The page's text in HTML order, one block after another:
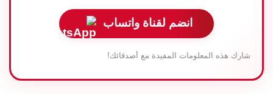
انضم لقناة واتساب
شارك هذه المعلومات المفيدة مع أصدقائك!